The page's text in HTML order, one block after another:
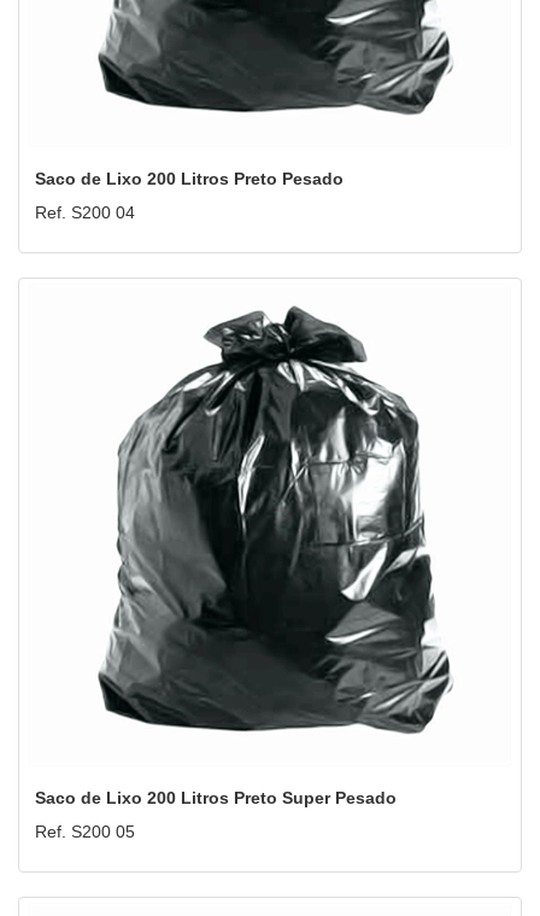
Saco de Lixo 200 Litros Preto Pesado
Ref. S200 04
Saco de Lixo 200 Litros Preto Super Pesado
Ref. S200 05